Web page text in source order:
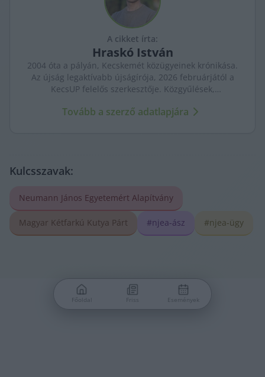
A cikket írta:
Hraskó István
2004 óta a pályán, Kecskemét közügyeinek krónikása.
Az újság legaktívabb újságírója, 2026 februárjától a
KecsUP felelős szerkesztője. Közgyűlések,
arca és a háttérben élők történetei egyszerre jelennek
Tovább a szerző adatlapjára
Kulcsszavak:
Neumann János Egyetemért Alapítvány
Magyar Kétfarkú Kutya Párt #njea-ász #njea-ügy
Főoldal Friss Események